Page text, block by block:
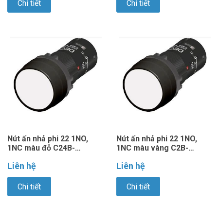
Chi tiết Chi tiết
Nút ấn nhả phi 22 1NO,
1NC màu đỏ C24B-
Liên hệ
Chi tiết
Nút ấn nhả phi 22 1NO,
1NC màu vàng C2B-
Liên hệ
Chi tiết